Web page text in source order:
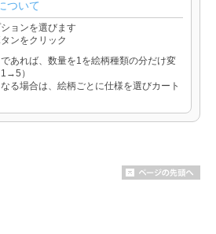
ついて
ョンを選びます
ンをクリック
あれば、数量を1を絵柄種類の分だけ変
）
る場合は、絵柄ごとに仕様を選びカート